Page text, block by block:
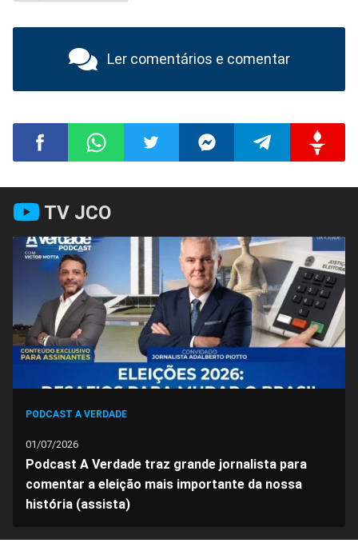
Ler comentários e comentar
Compartilhar
no
Facebook
no
Whatsapp
no
Twitter
no
Messenger
no
Telegram
no
Gettr
TV JCO
PODCAST A VERDADE
01/07/2026
Podcast A Verdade traz grande jornalista para
comentar a eleição mais importante da nossa
história (assista)